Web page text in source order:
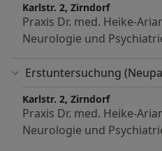
Karlstr. 2, Zirndorf
Praxis Dr. med. Heike-
Neurologie und
Erstuntersuchung
Karlstr. 2, Zirndorf
Praxis Dr. med. Heike-
Neurologie und